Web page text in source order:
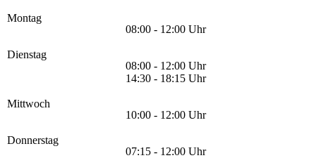
Montag
08:00 - 12:00 Uhr
Dienstag
08:00 - 12:00 Uhr
14:30 - 18:15 Uhr
Mittwoch
10:00 - 12:00 Uhr
Donnerstag
07:15 - 12:00 Uhr